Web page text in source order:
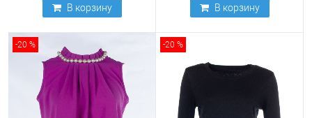
В корзину В корзину
-20 % -20 %